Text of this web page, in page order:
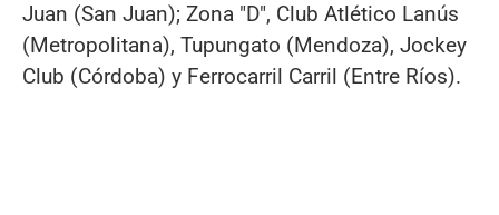
Juan (San Juan); Zona "D", Club Atlético Lanús
(Metropolitana), Tupungato (Mendoza), Jockey
Club (Córdoba) y Ferrocarril Carril (Entre Ríos).